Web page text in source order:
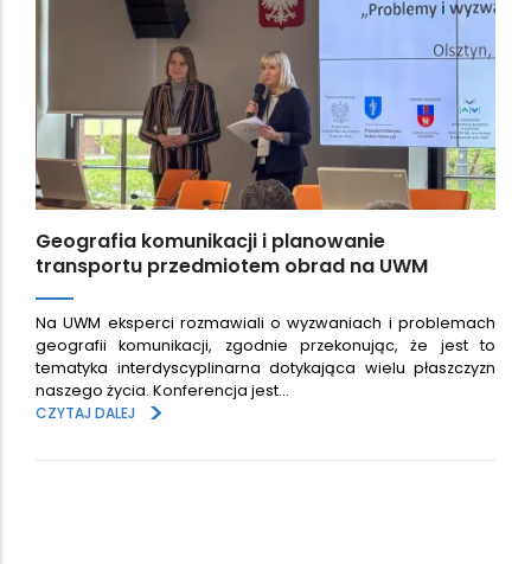
Geografia komunikacji i planowanie
transportu przedmiotem obrad na UWM
Na UWM eksperci rozmawiali o wyzwaniach i problemach
geografii komunikacji, zgodnie przekonując, że jest to
tematyka interdyscyplinarna dotykająca wielu płaszczyzn
naszego życia. Konferencja jest…
CZYTAJ DALEJ
>